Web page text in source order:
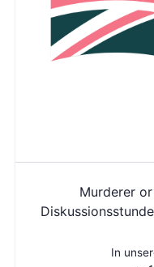
Murderer
In